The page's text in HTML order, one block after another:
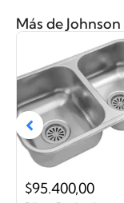
Más de
$95.400,00